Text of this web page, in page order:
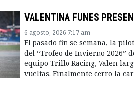
VALENTINA FUNES
6 agosto, 2026 7:17 am
El pasado fin se semana, la
del “Trofeo de Invierno 2026”
equipo Trillo Racing, Valen
vueltas. Finalmente cerro la